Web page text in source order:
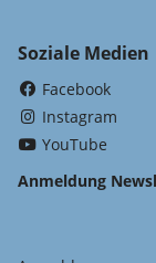
Soziale Medien
Facebook
Instagram
YouTube
Anmeldung